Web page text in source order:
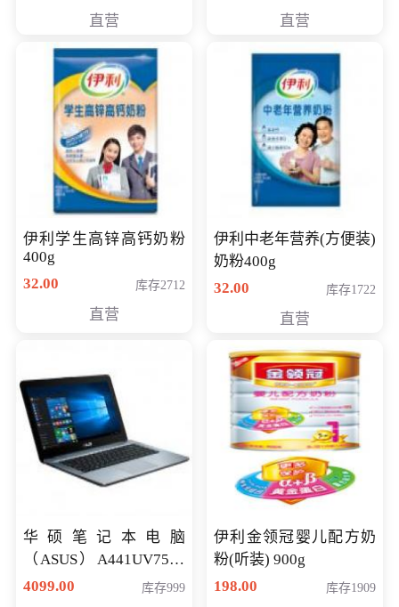
直营
清入门级摄像机
直营
伊利学生高锌高钙奶粉
400g
32.00
库存2712
直营
伊利中老年营养(方便装)
奶粉400g
32.00
库存1722
直营
华硕笔记本电脑
（ASUS）A441UV7500
顽石（7代i7-7500U 4G
4099.00 库存999
伊利金领冠婴儿配方奶
粉(听装) 900g
198.00
库存1909